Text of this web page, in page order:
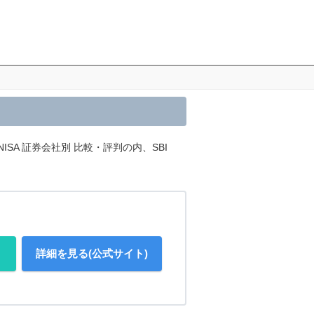
証券会社別 比較・評判の内、SBI
詳細を見る(公式サイト)